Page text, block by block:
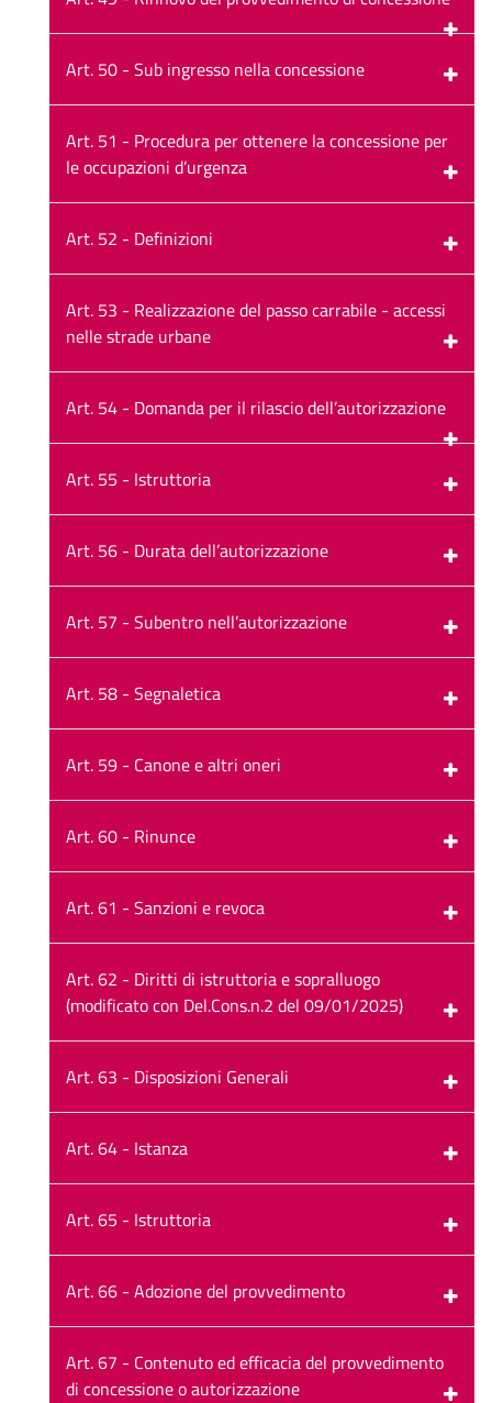
Art. 50 - Sub ingresso nella concessione
Art. 51 - Procedura per ottenere la concessione per
le occupazioni d’urgenza
Art. 52 - Definizioni
Art. 53 - Realizzazione del passo carrabile - accessi
nelle strade urbane
Art. 54 - Domanda per il rilascio dell’autorizzazione
Art. 55 - Istruttoria
Art. 56 - Durata dell’autorizzazione
Art. 57 - Subentro nell’autorizzazione
Art. 58 - Segnaletica
Art. 59 - Canone e altri oneri
Art. 60 - Rinunce
Art. 61 - Sanzioni e revoca
Art. 62 - Diritti di istruttoria e sopralluogo
(modificato con Del.Cons.n.2 del 09/01/2025)
Art. 63 - Disposizioni Generali
Art. 64 - Istanza
Art. 65 - Istruttoria
Art. 66 - Adozione del provvedimento
Art. 67 - Contenuto ed efficacia del provvedimento
di concessione o autorizzazione